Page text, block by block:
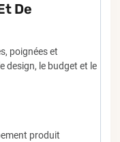
De
poignées et
design, le budget et le
produit